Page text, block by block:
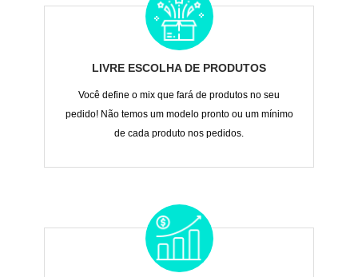
LIVRE ESCOLHA DE PRODUTOS
Você define o mix que fará de produtos no seu
pedido! Não temos um modelo pronto ou um mínimo
de cada produto nos pedidos.